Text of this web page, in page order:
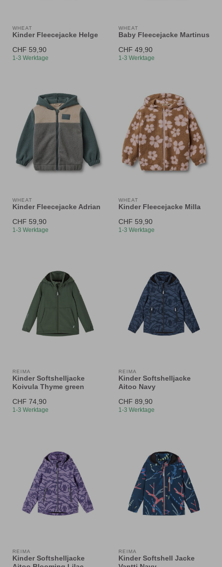
WHEAT
Kinder Fleecejacke Helge
CHF 59,90
1-3 Werktage
WHEAT
Baby Fleecejacke Martinus
CHF 49,90
1-3 Werktage
WHEAT
Kinder Fleecejacke Adrian
CHF 59,90
1-3 Werktage
WHEAT
Kinder Fleecejacke Milla
CHF 59,90
1-3 Werktage
REIMA
Kinder Softshelljacke
Koivula Thyme green
CHF 74,90
1-3 Werktage
REIMA
Kinder Softshelljacke
Aitoo Navy
CHF 89,90
1-3 Werktage
REIMA
Kinder Softshelljacke
REIMA
Kinder Softshell Jacke